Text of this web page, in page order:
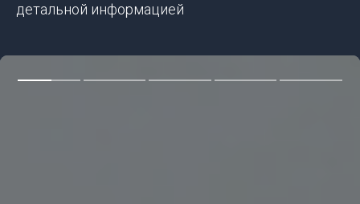
детальной информацией